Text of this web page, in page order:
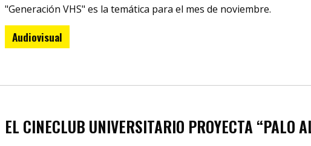
"Generación VHS" es la temática para el mes de noviembre.
Audiovisual
EL CINECLUB UNIVERSITARIO PROYECTA “PALO